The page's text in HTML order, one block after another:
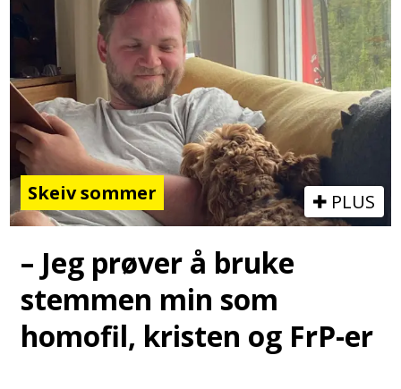
Skeiv sommer PLUS
– Jeg prøver å bruke
stemmen min som
homofil, kristen og FrP-er